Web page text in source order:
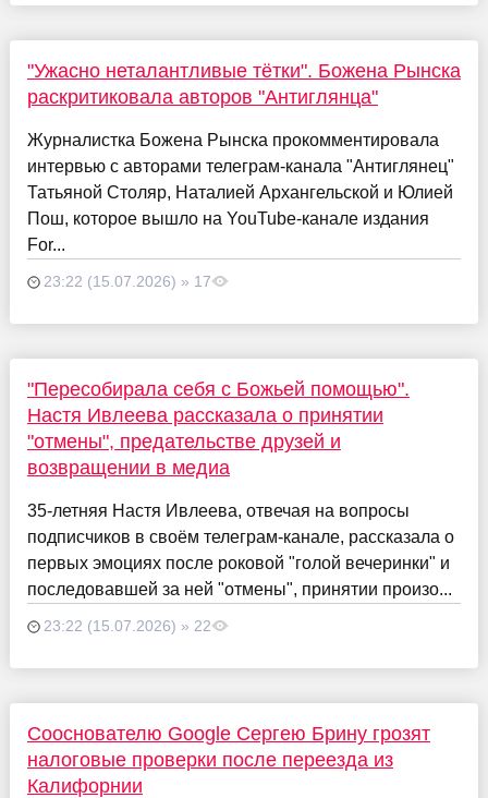
"Ужасно неталантливые тётки". Божена Рынска
раскритиковала авторов "Антиглянца"
Журналистка Божена Рынска прокомментировала
интервью с авторами телеграм-канала "Антиглянец"
Татьяной Столяр, Наталией Архангельской и Юлией
Пош, которое вышло на YouTube-канале издания
For...
23:22 (15.07.2026) » 17
"Пересобирала себя с Божьей помощью".
Настя Ивлеева рассказала о принятии
"отмены", предательстве друзей и
возвращении в медиа
35-летняя Настя Ивлеева, отвечая на вопросы
подписчиков в своём телеграм-канале, рассказала о
первых эмоциях после роковой "голой вечеринки" и
последовавшей за ней "отмены", принятии произо...
23:22 (15.07.2026) » 22
Сооснователю Google Сергею Брину грозят
налоговые проверки после переезда из
Калифорнии